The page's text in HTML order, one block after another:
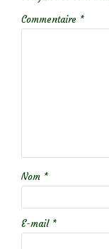
Commentaire *
Nom *
E-mail *